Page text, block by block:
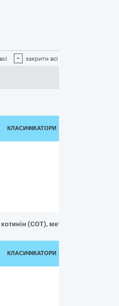
- закрити всі
КЛАСИФІКАТОРИ
(COT), метадон
КЛАСИФІКАТОРИ